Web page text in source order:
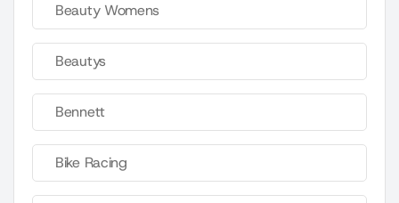
Beauty Womens
Beautys
Bennett
Bike Racing